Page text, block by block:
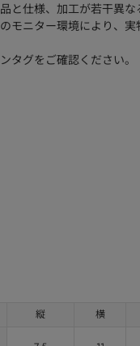
仕様、加工が若干異な
モニター環境により、
グをご確認ください。
縦 横